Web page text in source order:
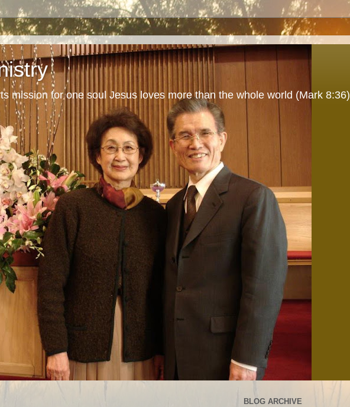
mission for one soul Jesus loves more than the whole world (Mark 8:36)
BLOG ARCHIVE